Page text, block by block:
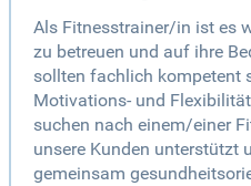
Als Fitnesstrainer/in ist es
zu betreuen und auf ihre
sollten fachlich kompetent
Motivations- und
suchen nach einem/einer
unsere Kunden unterstützt
gemeinsam